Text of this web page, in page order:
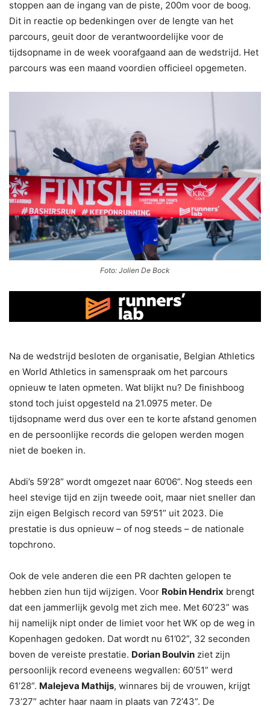
stoppen aan de ingang van de piste, 200m voor de boog.
Dit in reactie op bedenkingen over de lengte van het
parcours, geuit door de verantwoordelijke voor de
tijdsopname in de week voorafgaand aan de wedstrijd. Het
parcours was een maand voordien officieel opgemeten.
Foto: Jolien De Bock
Na de wedstrijd besloten de organisatie, Belgian Athletics
en World Athletics in samenspraak om het parcours
opnieuw te laten opmeten. Wat blijkt nu? De finishboog
stond toch juist opgesteld na 21.0975 meter. De
tijdsopname werd dus over een te korte afstand genomen
en de persoonlijke records die gelopen werden mogen
niet de boeken in.
Abdi’s 59’28” wordt omgezet naar 60’06”. Nog steeds een
heel stevige tijd en zijn tweede ooit, maar niet sneller dan
zijn eigen Belgisch record van 59’51” uit 2023. Die
prestatie is dus opnieuw – of nog steeds – de nationale
topchrono.
Ook de vele anderen die een PR dachten gelopen te
hebben zien hun tijd wijzigen. Voor Robin Hendrix brengt
dat een jammerlijk gevolg met zich mee. Met 60’23” was
hij namelijk nipt onder de limiet voor het WK op de weg in
Kopenhagen gedoken. Dat wordt nu 61’02”, 32 seconden
boven de vereiste prestatie. Dorian Boulvin ziet zijn
persoonlijk record eveneens wegvallen: 60’51” werd
61’28”. Malejeva Mathijs, winnares bij de vrouwen, krijgt
73’27” achter haar naam in plaats van 72’43”. De